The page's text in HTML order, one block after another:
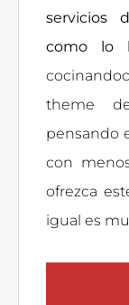
servicios
como lo
theme
pensando
con
ofrezca
igual es